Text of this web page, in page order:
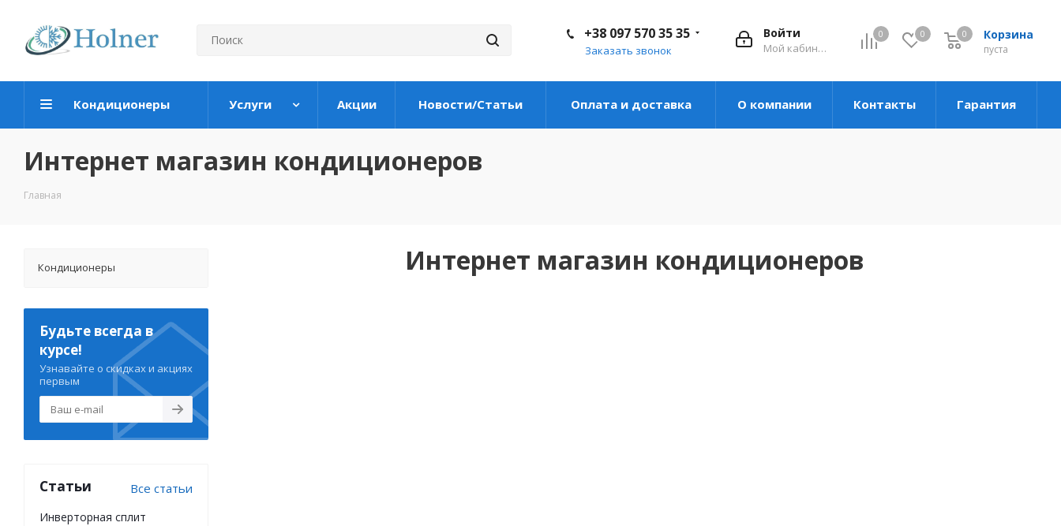
0 0 Корзина
пуста
0
Войти
Мой кабинет
+38 097 570 35 35
Заказать звонок
Кондиционеры Услуги Акции Новости/Статьи Оплата и доставка О компании Контакты Гарантия
Интернет магазин кондиционеров
Главная
Интернет магазин кондиционеров
Кондиционеры
Будьте всегда в
курсе!
Узнавайте о скидках и акциях
первым
Статьи Все статьи
Инверторная сплит